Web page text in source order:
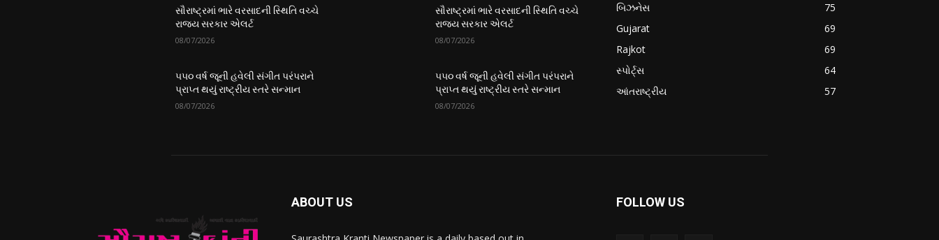
સૌરાષ્ટ્રમાં ભારે વરસાદની સ્થિતિ વચ્ચે
રાજ્ય સરકાર એલર્ટ
08/07/2026
૫૫૦ વર્ષ જૂની હવેલી સંગીત પરંપરાને
પ્રાપ્ત થયું રાષ્ટ્રીય સ્તરે સન્માન
08/07/2026
સૌરાષ્ટ્રમાં ભારે વરસાદની સ્થિતિ વચ્ચે
રાજ્ય સરકાર એલર્ટ
08/07/2026
૫૫૦ વર્ષ જૂની હવેલી સંગીત પરંપરાને
પ્રાપ્ત થયું રાષ્ટ્રીય સ્તરે સન્માન
08/07/2026
બિઝનેસ
75
Gujarat
69
Rajkot
69
સ્પોર્ટ્સ
64
આંતરાષ્ટ્રીય
57
ABOUT US FOLLOW US